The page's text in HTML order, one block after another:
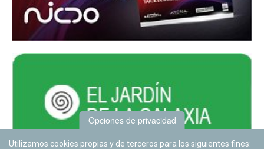
Opciones de privacidad
Utilizamos cookies propias y de terceros para los siguientes fines: